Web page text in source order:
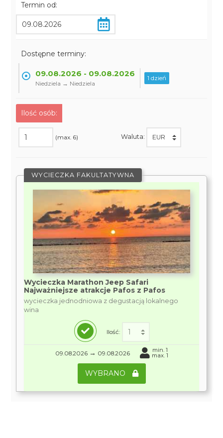
Termin od:
Dostępne terminy:
09.08.2026 - 09.08.2026
Niedziela → Niedziela
1 dzień
Ilość osób:
(max. 6) Waluta:
WYCIECZKA FAKULTATYWNA
Wycieczka Marathon Jeep Safari
Najważniejsze atrakcje Pafos z Pafos
wycieczka jednodniowa z degustacją lokalnego
wina
Ilość:
09.08.2026 → 09.08.2026 min. 1
max. 1
WYBRANO